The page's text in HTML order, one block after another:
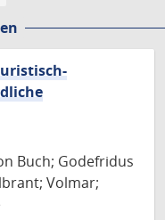
Buch; Godefridus
Volmar;